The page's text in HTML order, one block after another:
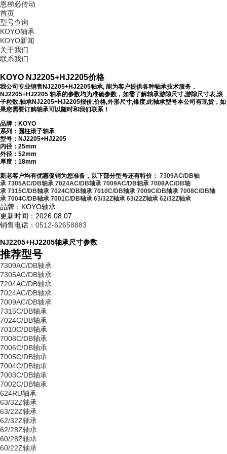
恩梯必传动
首页
型号查询
KOYO轴承
KOYO新闻
关于我们
联系我们
KOYO NJ2205+HJ2205价格
我公司专业销售NJ2205+HJ2205轴承, 能为客户提供各种轴承技术服务，
NJ2205+HJ2205 轴承的参数均为准确参数，如需了解轴承游隙尺寸,游隙尺寸表,滚
子粒数,轴承NJ2205+HJ2205报价,价格,外形尺寸,锥度,此轴承型号本公司有现货，如
果您需要订购轴承可以随时和我们联系！
品牌：KOYO
系列：圆柱滚子轴承
型号： NJ2205+HJ2205
内径：25mm
外径：52mm
厚度：18mm
新老客户均有优惠促销为您准备，以下部分型号还有特价： 7309AC/DB轴
承 7305AC/DB轴承 7024AC/DB轴承 7009AC/DB轴承 7008AC/DB轴
承 7315C/DB轴承 7024C/DB轴承 7010C/DB轴承 7009C/DB轴承 7008C/DB轴
承 7004C/DB轴承 7001C/DB轴承 63/32Z轴承 63/22Z轴承 62/32Z轴承
品牌：KOYO轴承
更新时间：2026.08.07
销售电话： 0512-62658883
NJ2205+HJ2205轴承尺寸参数
推荐型号
7309AC/DB轴承
7305AC/DB轴承
7204AC/DB轴承
7024AC/DB轴承
7009AC/DB轴承
7315C/DB轴承
7024C/DB轴承
7010C/DB轴承
7008C/DB轴承
7006C/DB轴承
7005C/DB轴承
7004C/DB轴承
7003C/DB轴承
7002C/DB轴承
624RU轴承
63/32Z轴承
63/22Z轴承
62/32Z轴承
62/28Z轴承
60/28Z轴承
60/22Z轴承